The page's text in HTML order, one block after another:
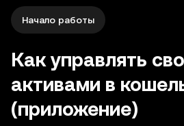
Начало работы
Как управлять
активами в
(приложение)